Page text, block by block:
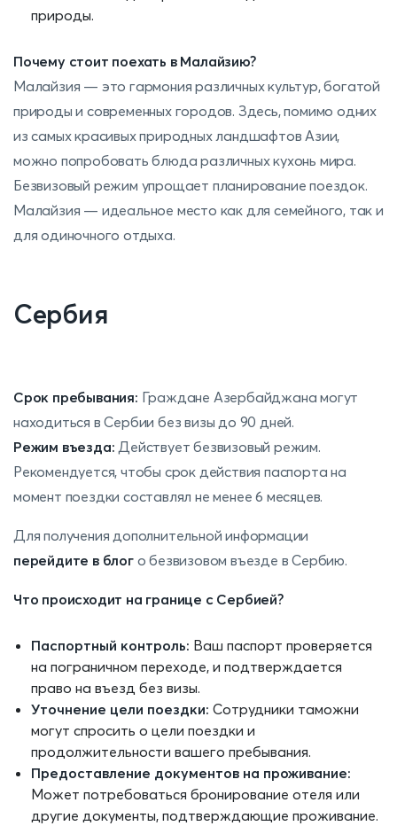
природы.
Почему стоит поехать в Малайзию?
Малайзия — это гармония различных культур, богатой
природы и современных городов. Здесь, помимо одних
из самых красивых природных ландшафтов Азии,
можно попробовать блюда различных кухонь мира.
Безвизовый режим упрощает планирование поездок.
Малайзия — идеальное место как для семейного, так и
для одиночного отдыха.
Сербия
Срок пребывания: Граждане Азербайджана могут
находиться в Сербии без визы до 90 дней.
Режим въезда: Действует безвизовый режим.
Рекомендуется, чтобы срок действия паспорта на
момент поездки составлял не менее 6 месяцев.
Для получения дополнительной информации
перейдите в блого безвизовом въезде в Сербию.
Что происходит на границе с Сербией?
Паспортный контроль: Ваш паспорт проверяется
на пограничном переходе, и подтверждается
право на въезд без визы.
Уточнение цели поездки: Сотрудники таможни
могут спросить о цели поездки и
продолжительности вашего пребывания.
Предоставление документов на проживание:
Может потребоваться бронирование отеля или
другие документы, подтверждающие проживание.